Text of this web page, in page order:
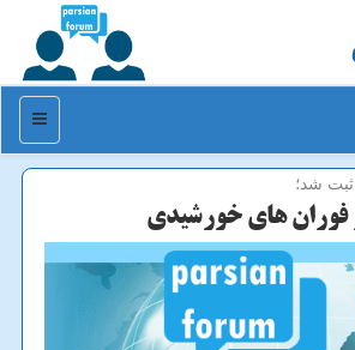
منو
شد؛
فوران های خورشیدی